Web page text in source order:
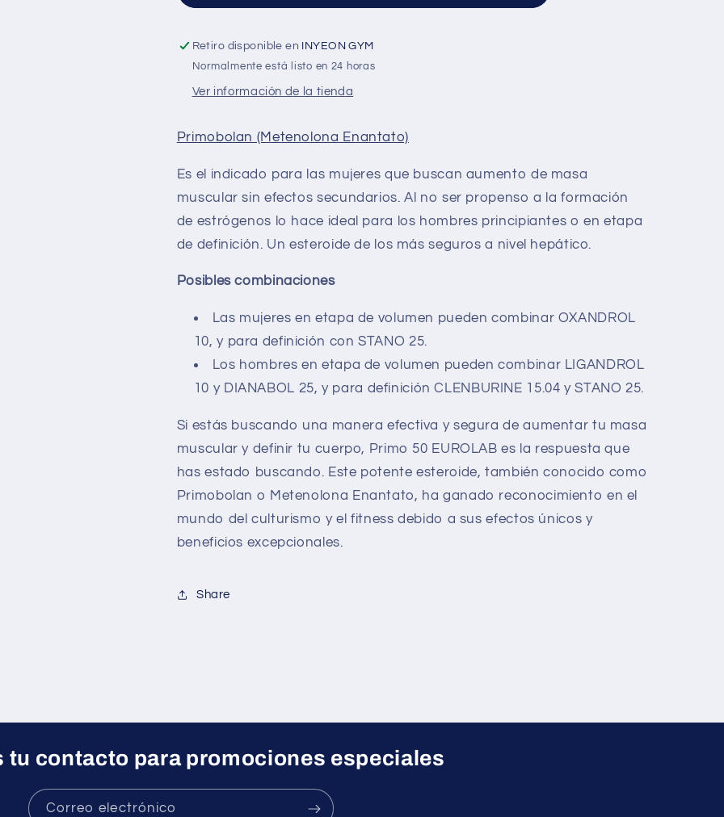
Retiro disponible en INYEON GYM
Normalmente está listo en 24 horas
Ver información de la tienda
Primobolan (Metenolona Enantato)
Es el indicado para las mujeres que buscan aumento de masa
muscular sin efectos secundarios. Al no ser propenso a la formación
de estrógenos lo hace ideal para los hombres principiantes o en etapa
de definición. Un esteroide de los más seguros a nivel hepático.
Posibles combinaciones
Las mujeres en etapa de volumen pueden combinar OXANDROL
10, y para definición con STANO 25.
Los hombres en etapa de volumen pueden combinar LIGANDROL
10 y DIANABOL 25, y para definición CLENBURINE 15.04 y STANO 25.
Si estás buscando una manera efectiva y segura de aumentar tu masa
muscular y definir tu cuerpo, Primo 50 EUROLAB es la respuesta que
has estado buscando. Este potente esteroide, también conocido como
Primobolan o Metenolona Enantato, ha ganado reconocimiento en el
mundo del culturismo y el fitness debido a sus efectos únicos y
beneficios excepcionales.
Share
tu contacto para promociones especiales
Correo electrónico